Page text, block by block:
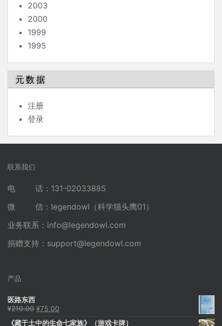
2003
2000
1999
1995
元数据
注册
登录
联系我们
电 话：131-02033885
微 信：legendowl（科学猫头鹰01）
业务联系： info@legendowl.com
捐赠支持： support@legendowl.com
产品
医路东西
¥210.00 原
¥75.00
《藏于土中的生命七家族》（游戏卡牌）